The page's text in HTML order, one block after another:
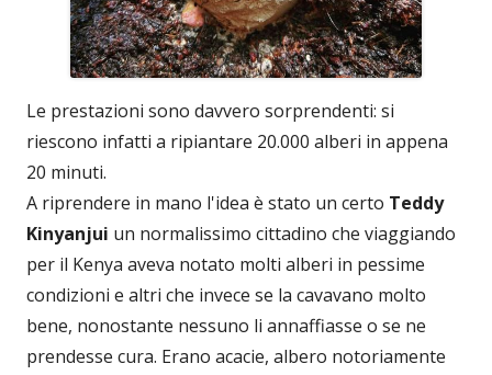
Le prestazioni sono davvero sorprendenti: si
riescono infatti a ripiantare 20.000 alberi in appena
20 minuti.
A riprendere in mano l'idea è stato un certo Teddy
Kinyanjui un normalissimo cittadino che viaggiando
per il Kenya aveva notato molti alberi in pessime
condizioni e altri che invece se la cavavano molto
bene, nonostante nessuno li annaffiasse o se ne
prendesse cura. Erano acacie, albero notoriamente